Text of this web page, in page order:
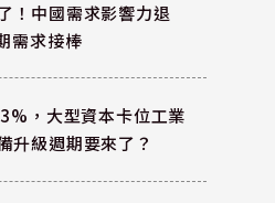
！中國需求影響力退
需求接棒
，大型資本卡位工業
升級週期要來了？